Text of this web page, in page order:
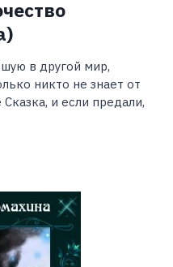
в другой мир,
никто не знает от
и если предали,